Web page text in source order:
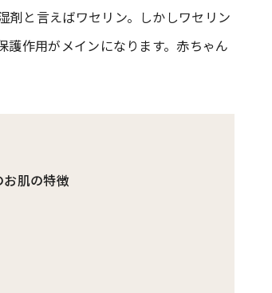
剤と言えばワセリン。しかしワセリン
作用がメインになります。赤ちゃん
肌の特徴